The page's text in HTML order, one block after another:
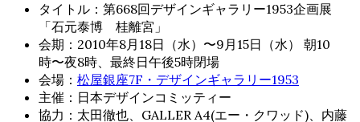
タイトル：第668回デザインギャラリー1953企画展
「石元泰博 桂離宮」
会期：2010年8月18日（水）〜9月15日（水） 朝10
時〜夜8時、最終日午後5時閉場
会場： 松屋銀座7F・デザインギャラリー1953
主催：日本デザインコミッティー
協力：太田徹也、GALLER A4(エー・クワッド)、内藤